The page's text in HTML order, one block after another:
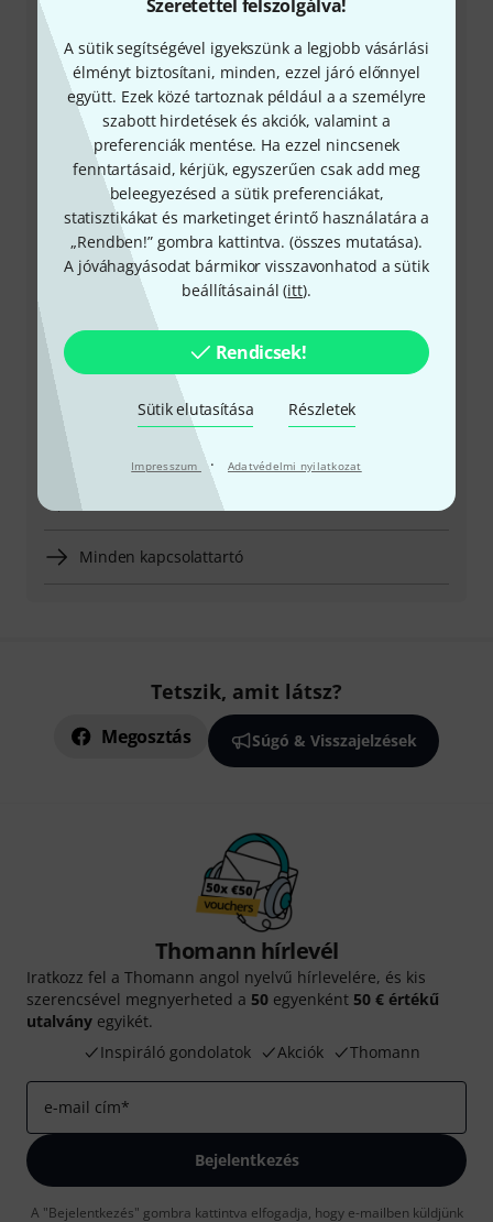
Szeretettel felszolgálva!
A sütik segítségével igyekszünk a legjobb vásárlási
élményt biztosítani, minden, ezzel járó előnnyel
együtt. Ezek közé tartoznak például a a személyre
szabott hirdetések és akciók, valamint a
preferenciák mentése. Ha ezzel nincsenek
fenntartásaid, kérjük, egyszerűen csak add meg
beleegyezésed a sütik preferenciákat,
statisztikákat és marketinget érintő használatára a
„Rendben!” gombra kattintva. (összes mutatása).
A jóváhagyásodat bármikor visszavonhatod a sütik
beállításainál (itt).
Rendicsek!
Sütik elutasítása Részletek
Impresszum · Adatvédelmi nyilatkozat
+49-9546-9223-531
Ügyfélszolgálatunk minden kérdés és észrevétel esetén
örömmel áll rendelkezésedre
Készítsd elő ügyfélszámodat
Nyitvatartási idő (CEST - Közép-európai
nyári időszámítás)
Visszahívást kérek
Még több elérhetőség
Termék visszaküldése
Minden kapcsolattartó
Tetszik, amit látsz?
Megosztás Súgó & Visszajelzések
Thomann hírlevél
Iratkozz fel a Thomann angol nyelvű hírlevelére, és kis
szerencsével megnyerheted a 50 egyenként 50 € értékű
utalvány egyikét.
Inspiráló gondolatok
Akciók Thomann
e-mail cím*
Bejelentkezés
A "Bejelentkezés" gombra kattintva elfogadja, hogy e-mailben küldjünk